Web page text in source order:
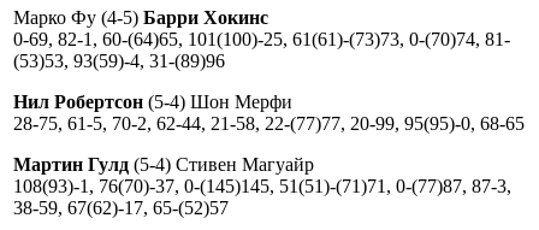
Марко Фу (4-5) Барри Хокинс
0-69, 82-1, 60-(64)65, 101(100)-25, 61(61)-(73)73, 0-(70)74, 81-
(53)53, 93(59)-4, 31-(89)96
Нил Робертсон (5-4) Шон Мерфи
28-75, 61-5, 70-2, 62-44, 21-58, 22-(77)77, 20-99, 95(95)-0, 68-65
Мартин Гулд (5-4) Стивен Магуайр
108(93)-1, 76(70)-37, 0-(145)145, 51(51)-(71)71, 0-(77)87, 87-3,
38-59, 67(62)-17, 65-(52)57